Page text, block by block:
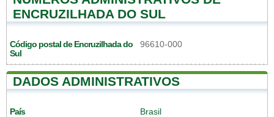
ENCRUZILHADA DO SUL
Código postal de Encruzilhada do
Sul
96610-000
DADOS ADMINISTRATIVOS
País Brasil